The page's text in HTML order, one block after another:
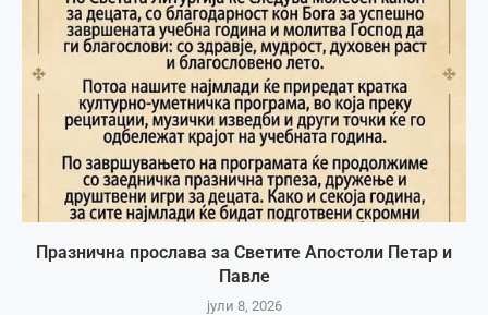
Празнична прослава за Светите Апостоли Петар и
Павле
јули 8, 2026